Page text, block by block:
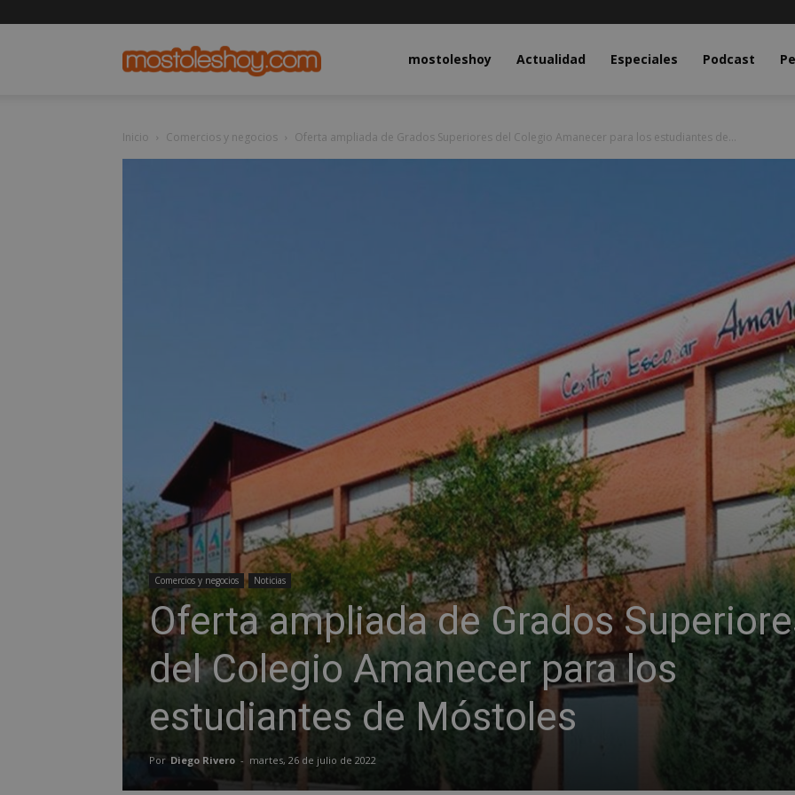
mostoleshoy.commostoleshoy Actualidad Especiales Podcast
Inicio Comercios y negocios Oferta ampliada de Grados Superiores del Colegio Amanecer para los estudiantes de...
Comercios y negocios Noticias
Oferta ampliada de Grados
del Colegio Amanecer para los
estudiantes de Móstoles
Por Diego Rivero - martes, 26 de julio de 2022